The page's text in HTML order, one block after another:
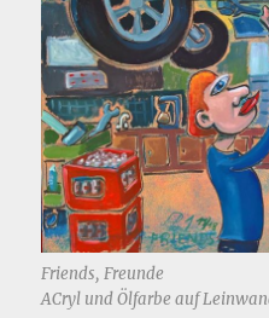
Friends, Freunde
ACryl und Ölfarbe auf